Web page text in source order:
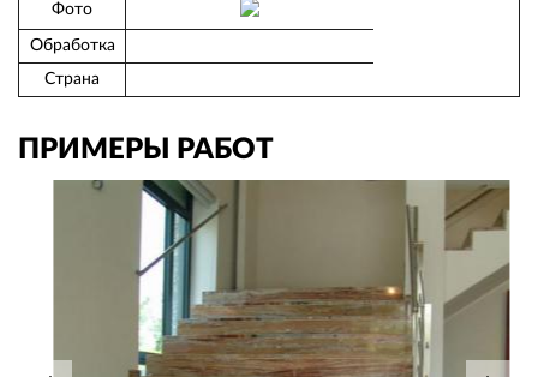
Фото
Обработка
Страна
ПРИМЕРЫ РАБОТ